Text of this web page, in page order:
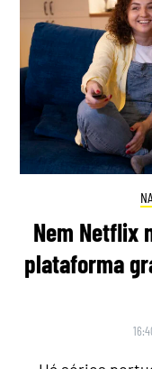
Nem Netflix
plataforma